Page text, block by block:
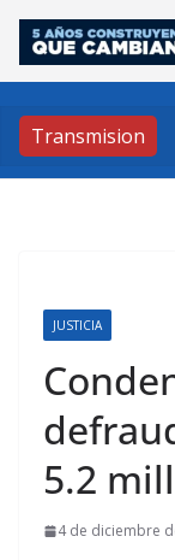
Skip
content
Transmision
JUSTICIA
5.2
4 de diciembre